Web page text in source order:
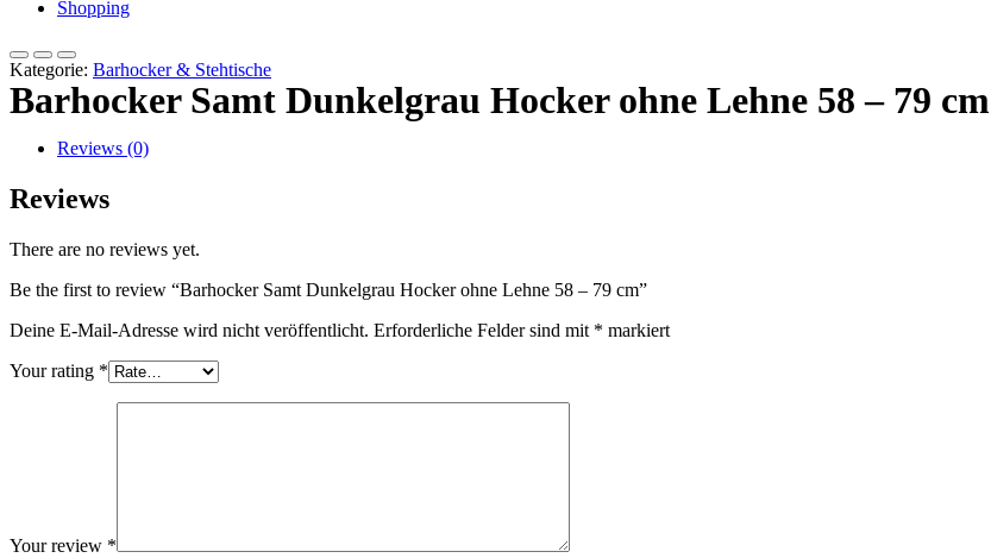
Shopping
Kategorie: Barhocker & Stehtische
Barhocker Samt Dunkelgrau Hocker ohne Lehne 58 – 79 cm
Reviews (0)
Reviews
There are no reviews yet.
Be the first to review “Barhocker Samt Dunkelgrau Hocker ohne Lehne 58 – 79 cm”
Deine E-Mail-Adresse wird nicht veröffentlicht. Erforderliche Felder sind mit * markiert
Your rating *
Your review *